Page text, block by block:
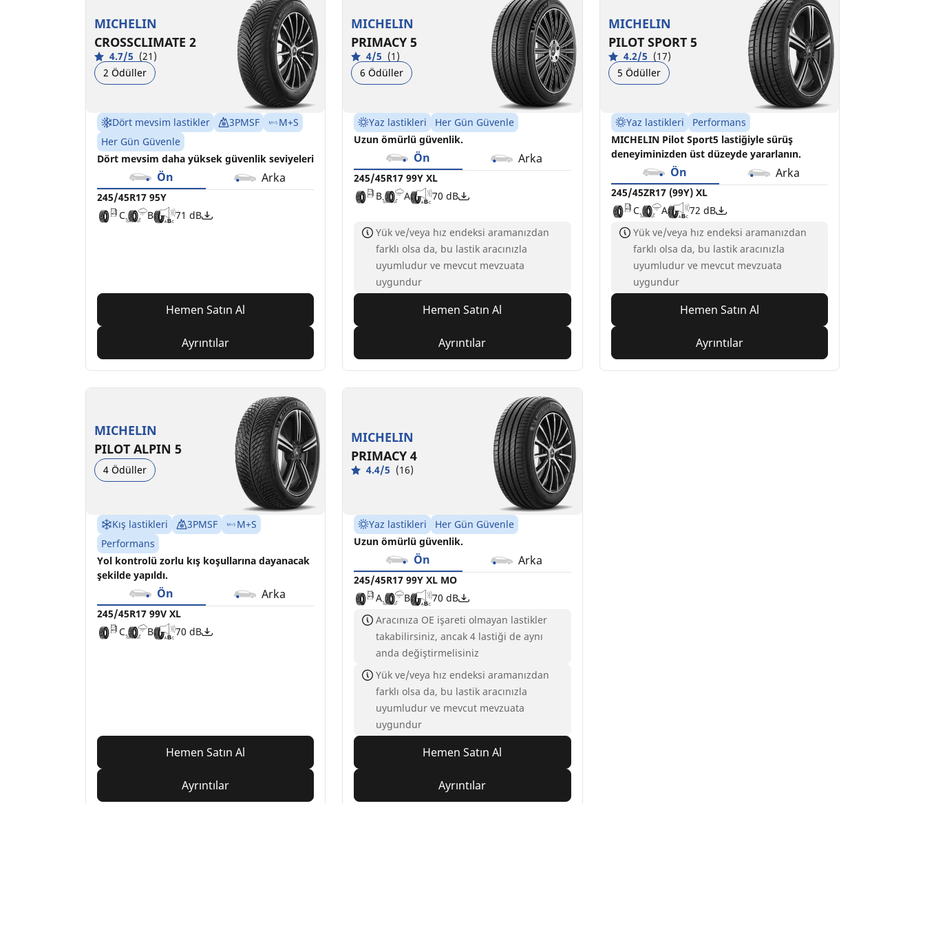
MICHELIN
CROSSCLIMATE 2
4.7/5 (21)
2 Ödüller
Dört mevsim lastikler 3PMSF
M+S
Her Gün Güvenle
Dört mevsim daha yüksek güvenlik seviyeleri
Ön Arka
245/45R17 95Y
C
B 71 dB
Hemen Satın Al
Ayrıntılar
MICHELIN
PRIMACY 5
4/5 (1)
6 Ödüller
Yaz lastikleri
Her Gün Güvenle
Uzun ömürlü güvenlik.
Ön Arka
245/45R17 99Y XL
B
A 70 dB
Yük ve/veya hız endeksi aramanızdan
farklı olsa da, bu lastik aracınızla
uyumludur ve mevcut mevzuata
uygundur
Hemen Satın Al
Ayrıntılar
MICHELIN
PILOT SPORT 5
4.2/5 (17)
5 Ödüller
Yaz lastikleri
Performans
MICHELIN Pilot Sport5 lastiğiyle sürüş
deneyiminizden üst düzeyde yararlanın.
Ön Arka
245/45ZR17 (99Y) XL
C
A 72 dB
Yük ve/veya hız endeksi aramanızdan
farklı olsa da, bu lastik aracınızla
uyumludur ve mevcut mevzuata
uygundur
Hemen Satın Al
Ayrıntılar
MICHELIN
PILOT ALPIN 5
4 Ödüller
Kış lastikleri 3PMSF
M+S
Performans
Yol kontrolü zorlu kış koşullarına dayanacak
şekilde yapıldı.
Ön Arka
245/45R17 99V XL
C
B 70 dB
Hemen Satın Al
Ayrıntılar
MICHELIN
PRIMACY 4
4.4/5 (16)
Yaz lastikleri
Her Gün Güvenle
Uzun ömürlü güvenlik.
Ön Arka
245/45R17 99Y XL MO
A
B 70 dB
Aracınıza OE işareti olmayan lastikler
takabilirsiniz, ancak 4 lastiği de aynı
anda değiştirmelisiniz
Yük ve/veya hız endeksi aramanızdan
farklı olsa da, bu lastik aracınızla
uyumludur ve mevcut mevzuata
uygundur
Hemen Satın Al
Ayrıntılar